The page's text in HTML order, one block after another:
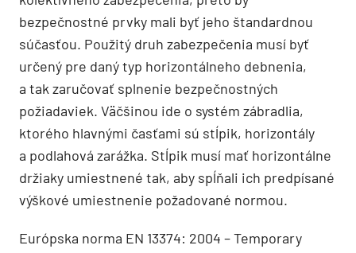
bezpečnostné prvky mali byť jeho štandardnou
súčasťou. Použitý druh zabezpečenia musí byť
určený pre daný typ horizontálneho debnenia,
a tak zaručovať splnenie bezpečnostných
požiadaviek. Väčšinou ide o systém zábradlia,
ktorého hlavnými časťami sú stĺpik, horizontály
a podlahová zarážka. Stĺpik musí mať horizontálne
držiaky umiestnené tak, aby spĺňali ich predpísané
výškové umiestnenie požadované normou.
Európska norma EN 13374: 2004 – Temporary